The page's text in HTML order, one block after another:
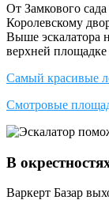
От Замкового
Королевскому
Выше эскалатора
верхней площадке
Самый красивые
Смотровые
В
Варкерт Базар